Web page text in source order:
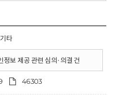
기타
보 제공 관련 심의·의결 건
46303